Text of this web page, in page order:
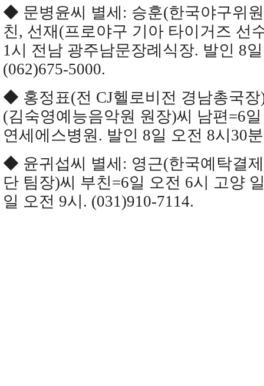
◆ 문병윤씨 별세: 승훈(한국야구위
친, 선재(프로야구 기아 타이거즈 선
1시 전남 광주남문장례식장. 발인 8
(062)675-5000.
◆ 홍정표(전 CJ헬로비전 경남총국
(김숙영예능음악원 원장)씨 남편=6
연세에스병원. 발인 8일 오전 8시30
◆ 윤귀섭씨 별세: 영근(한국예탁결
단 팀장)씨 부친=6일 오전 6시 고양
일 오전 9시. (031)910-7114.